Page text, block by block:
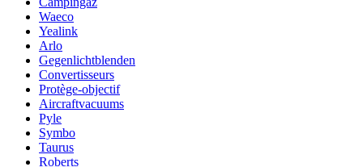
Waeco
Yealink
Arlo
Gegenlichtblenden
Convertisseurs
Protège-objectif
Aircraftvacuums
Pyle
Symbo
Taurus
Roberts